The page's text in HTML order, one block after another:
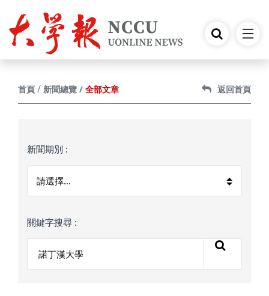
首頁 新聞總覽 全部文章 返回首頁
新聞期別 :
關鍵字搜尋 :